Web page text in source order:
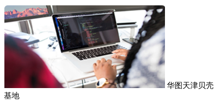
华图天津贝壳
基地